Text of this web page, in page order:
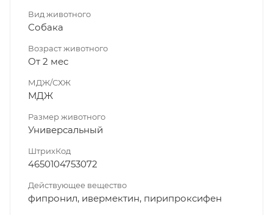
Вид животного
Собака
Возраст животного
От 2 мес
МДЖ/СХЖ
МДЖ
Размер животного
Универсальный
ШтрихКод
4650104753072
Действующее вещество
фипронил, ивермектин, пирипроксифен